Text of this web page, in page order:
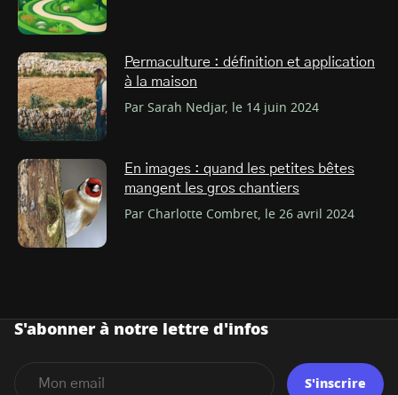
Permaculture : définition et application
à la maison
Par Sarah Nedjar, le 14 juin 2024
En images : quand les petites bêtes
mangent les gros chantiers
Par Charlotte Combret, le 26 avril 2024
S'abonner à notre lettre d'infos
S'inscrire